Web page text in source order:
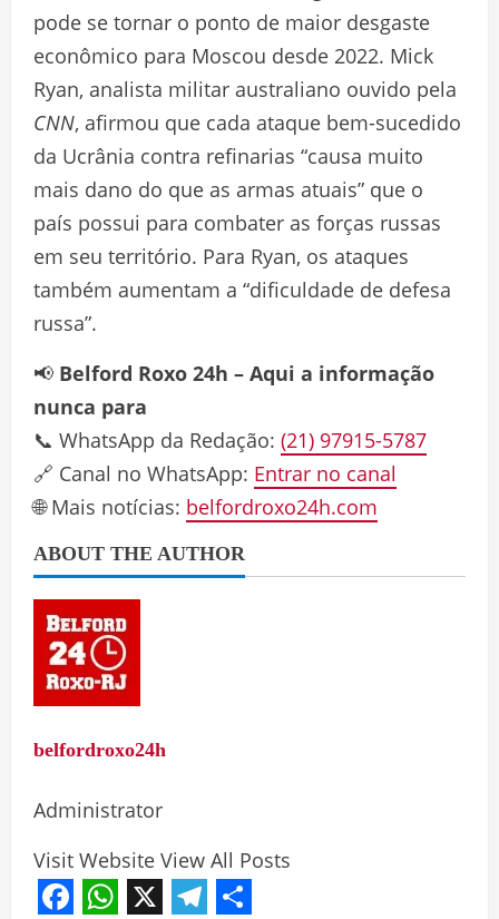
pode se tornar o ponto de maior desgaste
econômico para Moscou desde 2022. Mick
Ryan, analista militar australiano ouvido pela
CNN, afirmou que cada ataque bem-sucedido
da Ucrânia contra refinarias “causa muito
mais dano do que as armas atuais” que o
país possui para combater as forças russas
em seu território. Para Ryan, os ataques
também aumentam a “dificuldade de defesa
russa”.
📢 Belford Roxo 24h – Aqui a informação
nunca para
📞 WhatsApp da Redação: (21) 97915-5787
🔗 Canal no WhatsApp: Entrar no canal
🌐 Mais notícias: belfordroxo24h.com
ABOUT THE AUTHOR
belfordroxo24h
Administrator
Visit Website View All Posts